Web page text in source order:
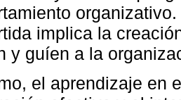
implica la
y guíen a la
el aprendizaje en